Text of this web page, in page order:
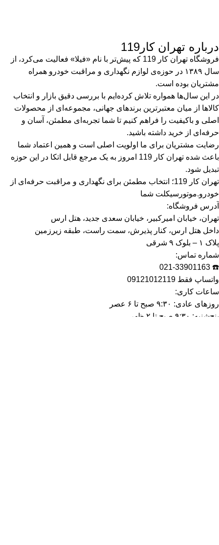
درباره تهران کار119
فروشگاه تهران کار 119 که پیش‌تر با نام «فیلا» فعالیت می‌کرد، از
سال ۱۳۸۹ در حوزه‌ی لوازم نگهداری و مراقبت خودرو همراه
مشتریان بوده است.
در این سال‌ها همواره تلاش کرده‌ایم با بررسی دقیق بازار و انتخاب
کالاها از میان معتبرترین برندهای جهانی، مجموعه‌ای از محصولات
اصلی و باکیفیت را فراهم کنیم تا شما تجربه‌ای مطمئن، آسان و
حرفه‌ای از خرید داشته باشید.
رضایت مشتریان برای ما اولویت اصلی است و همین اعتماد شما
باعث شده تهران کار 119 امروز به یک مرجع قابل اتکا در این حوزه
تبدیل شود.
تهران کار 119؛ انتخاب مطمئن برای نگهداری و مراقبت حرفه‌ای از
خودرو.موتورسیکلت شما
آدرس فروشگاه:
تهران، خیابان امیرکبیر، خیابان سعدی جدید، هتل ارس
داخل هتل ارس، کنار پذیرش، سمت راست، طبقه زیرزمین
پلاک ۱ – بلوک ۹ شرقی
شماره تماس:
☎️ 021-33901163
واتساپ فقط 09121012119
ساعات کاری:
روزهای عادی: ۹:۳۰ صبح تا ۶ عصر
پنج‌شنبه: ۹:۳۰ صبح تا ۲ ظهر